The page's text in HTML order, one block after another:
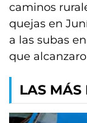
caminos
quejas en
a las subas
que
LAS MÁS